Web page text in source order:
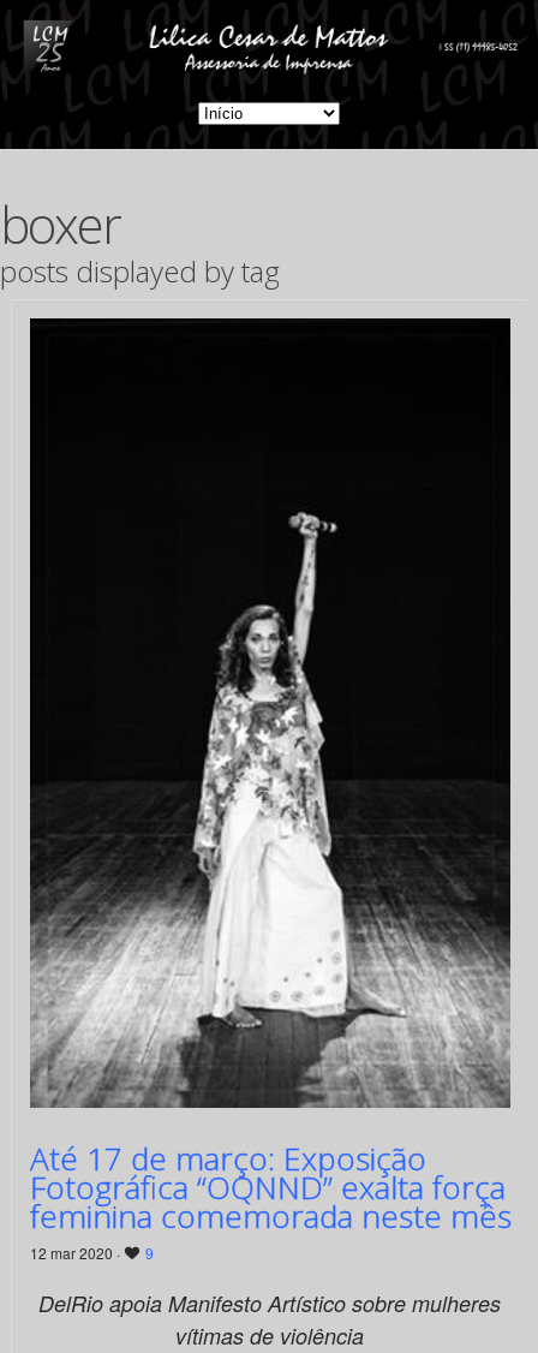
boxer
posts displayed by tag
Até 17 de março: Exposição
Fotográfica “OQNND” exalta força
feminina comemorada neste mês
12 mar 2020 · 9
DelRio apoia Manifesto Artístico sobre mulheres
vítimas de violência